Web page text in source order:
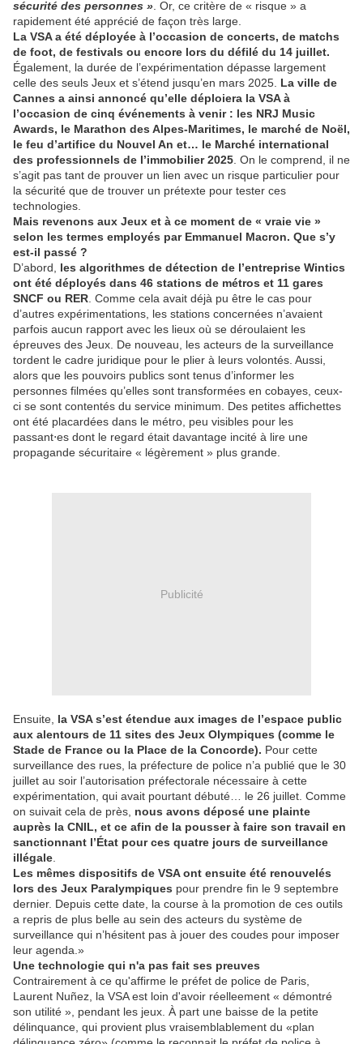
sécurité des personnes » . Or, ce critère de « risque » a
rapidement été apprécié de façon très large.
La VSA a été déployée à l’occasion de concerts, de matchs
de foot, de festivals ou encore lors du défilé du 14 juillet.
Également, la durée de l’expérimentation dépasse largement
celle des seuls Jeux et s’étend jusqu’en mars 2025. La ville de
Cannes a ainsi annoncé qu’elle déploiera la VSA à
l’occasion de cinq événements à venir : les NRJ Music
Awards, le Marathon des Alpes-Maritimes, le marché de Noël,
le feu d’artifice du Nouvel An et… le Marché international
des professionnels de l’immobilier 2025 . On le comprend, il ne
s’agit pas tant de prouver un lien avec un risque particulier pour
la sécurité que de trouver un prétexte pour tester ces
technologies.
Mais revenons aux Jeux et à ce moment de « vraie vie »
selon les termes employés par Emmanuel Macron. Que s’y
est-il passé ?
D’abord, les algorithmes de détection de l’entreprise Wintics
ont été déployés dans 46 stations de métros et 11 gares
SNCF ou RER . Comme cela avait déjà pu être le cas pour
d’autres expérimentations, les stations concernées n’avaient
parfois aucun rapport avec les lieux où se déroulaient les
épreuves des Jeux. De nouveau, les acteurs de la surveillance
tordent le cadre juridique pour le plier à leurs volontés. Aussi,
alors que les pouvoirs publics sont tenus d’informer les
personnes filmées qu’elles sont transformées en cobayes, ceux-
ci se sont contentés du service minimum. Des petites affichettes
ont été placardées dans le métro, peu visibles pour les
passant⋅es dont le regard était davantage incité à lire une
propagande sécuritaire « légèrement » plus grande.
Publicité
Ensuite, la VSA s’est étendue aux images de l’espace public
aux alentours de 11 sites des Jeux Olympiques (comme le
Stade de France ou la Place de la Concorde). Pour cette
surveillance des rues, la préfecture de police n’a publié que le 30
juillet au soir l’autorisation préfectorale nécessaire à cette
expérimentation, qui avait pourtant débuté… le 26 juillet. Comme
on suivait cela de près, nous avons déposé une plainte
auprès la CNIL, et ce afin de la pousser à faire son travail en
sanctionnant l’État pour ces quatre jours de surveillance
illégale
Les mêmes dispositifs de VSA ont ensuite été renouvelés
lors des Jeux Paralympiques pour prendre fin le 9 septembre
dernier. Depuis cette date, la course à la promotion de ces outils
a repris de plus belle au sein des acteurs du système de
surveillance qui n’hésitent pas à jouer des coudes pour imposer
leur agenda.»
Une technologie qui n'a pas fait ses preuves
Contrairement à ce qu'affirme le préfet de police de Paris,
Laurent Nuñez, la VSA est loin d'avoir réelleement « démontré
son utilité », pendant les jeux. À part une baisse de la petite
délinquance, qui provient plus vraisemblablement du «plan